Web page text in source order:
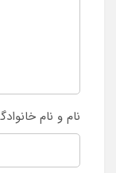
نام و نام